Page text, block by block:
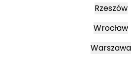
Rzeszów
Wrocław
Warszawa